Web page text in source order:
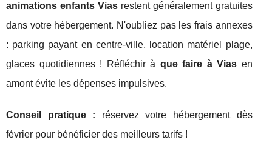
animations enfants Viasrestent généralement gratuites
dans votre hébergement. N'oubliez pas les frais annexes
: parking payant en centre-ville, location matériel plage,
glaces quotidiennes ! Réfléchir à que faire à Vias en
amont évite les dépenses impulsives.
Conseil pratique : réservez votre hébergement dès
février pour bénéficier des meilleurs tarifs !